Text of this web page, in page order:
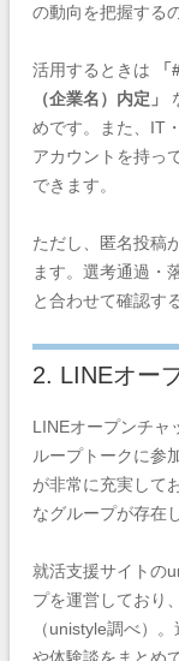
の動向を把握する
活用するときは
（企業名）内定」
めです。また、IT
アカウントを持っ
できます。
ただし、匿名投稿
ます。選考通過・
と合わせて確認す
2. LINEオー
LINEオープンチャ
ループトークに参
が非常に充実して
なグループが存在
就活支援サイトの
プを運営しており、
（unistyle調べ）
や体験談をまとめ